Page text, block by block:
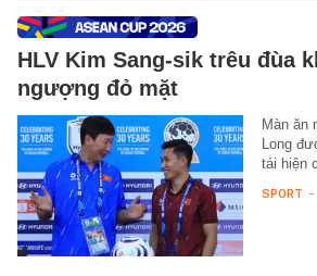
HLV Kim Sang-sik trêu đùa
ngượng đỏ mặt
Màn ăn
Long
tái hiện
SPORT -